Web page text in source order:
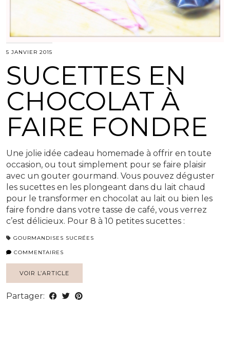
5 JANVIER 2015
SUCETTES EN
CHOCOLAT À
FAIRE FONDRE
Une jolie idée cadeau homemade à offrir en toute
occasion, ou tout simplement pour se faire plaisir
avec un gouter gourmand. Vous pouvez déguster
les sucettes en les plongeant dans du lait chaud
pour le transformer en chocolat au lait ou bien les
faire fondre dans votre tasse de café, vous verrez
c’est délicieux. Pour 8 à 10 petites sucettes :
GOURMANDISES SUCRÉES
COMMENTAIRES
VOIR L’ARTICLE
Partager: